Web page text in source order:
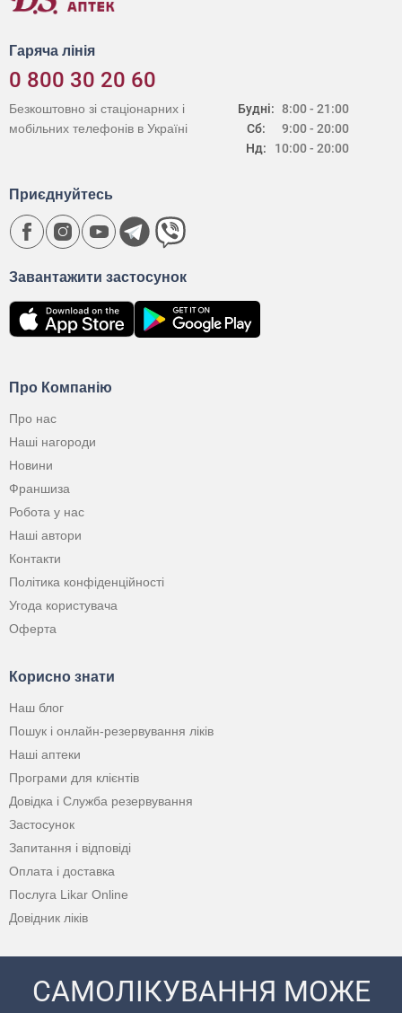
Гаряча лінія
0 800 30 20 60
Будні:
Сб:
Нд:
8:00 - 21:00
9:00 - 20:00
10:00 - 20:00
Безкоштовно зі стаціонарних і
мобільних телефонів в Україні
Про Компанію
Про нас
Наші нагороди
Новини
Франшиза
Робота у нас
Наші автори
Контакти
Політика конфіденційності
Угода користувача
Оферта
Корисно знати
Наш блог
Пошук і онлайн-резервування ліків
Наші аптеки
Програми для клієнтів
Довідка і Служба резервування
Застосунок
Запитання і відповіді
Оплата і доставка
Послуга Likar Online
Довідник ліків
Завантажити застосунок
Приєднуйтесь
САМОЛІКУВАННЯ МОЖЕ